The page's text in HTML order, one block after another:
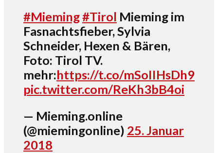
#Mieming#Tirol Mieming im
Fasnachtsfieber, Sylvia
Schneider, Hexen & Bären,
Foto: Tirol TV.
mehr:https://t.co/mSoIIHsDh9
pic.twitter.com/ReKh3bB4oi
— Mieming.online
(@miemingonline) 25. Januar
2018